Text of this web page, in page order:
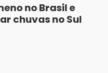
no Brasil e
chuvas no Sul